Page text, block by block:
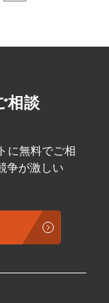
相談
に無料でご相
争が激しい